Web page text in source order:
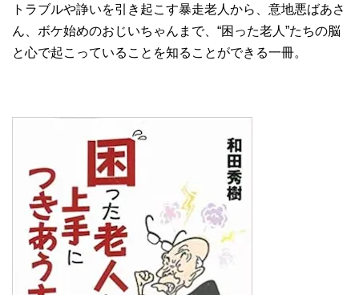
トラブルや諍いを引き起こす暴走老人から、意地悪ばあさ
ん、ボケ始めのおじいちゃんまで、“困った老人”たちの脳
と心で起こっていることを知ることができる一冊。